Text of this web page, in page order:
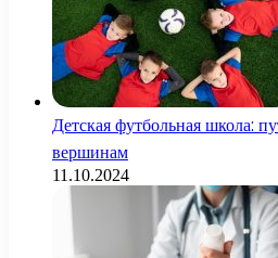
Детская футбольная школа:
вершинам
11.10.2024